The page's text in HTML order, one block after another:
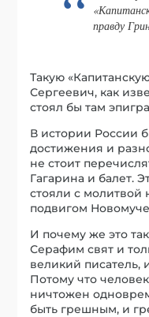
правду
Такую
Сергеевич, как
стоял бы там
В истории России
достижения и
не стоит
Гагарина и балет.
стояли с молитвой
подвигом
И почему же это
Серафим свят и
великий писатель,
Потому что
ничтожен
быть грешным, и